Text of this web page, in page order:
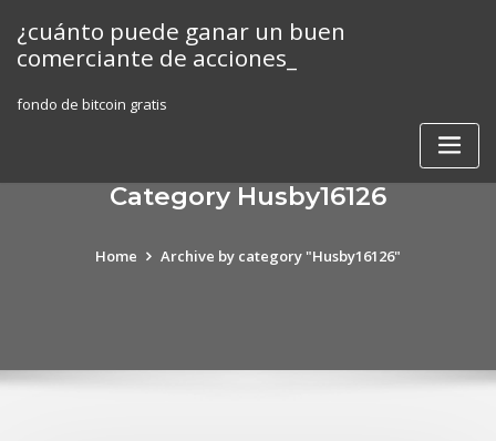
content
¿cuánto puede ganar un buen
comerciante de acciones_
fondo de bitcoin gratis
Category Husby16126
Home Archive by category "Husby16126"